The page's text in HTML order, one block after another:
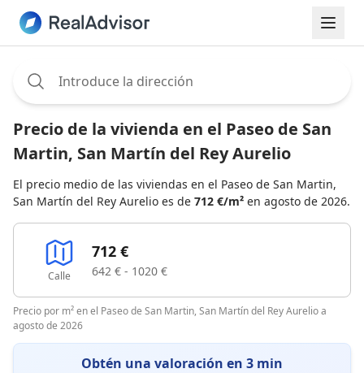
Precio de la vivienda en el Paseo de San
Martin, San Martín del Rey Aurelio
El precio medio de las viviendas en el Paseo de San Martin,
San Martín del Rey Aurelio es de 712 €/m² en agosto de 2026.
Calle
712 €
642 € - 1020 €
Precio por m² en el Paseo de San Martin, San Martín del Rey Aurelio a
agosto de 2026
Obtén una valoración en 3 min